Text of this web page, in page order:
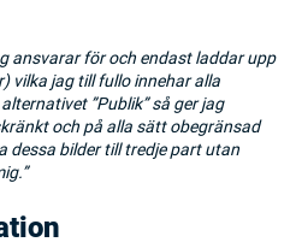
ansvarar för och endast laddar upp
vilka jag till fullo innehar alla
”Publik” så ger jag
och på alla sätt obegränsad
dessa bilder till tredje part utan